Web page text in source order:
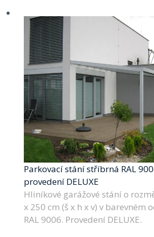
Parkovací stání stříbrná RAL
provedení DELUXE
Hliníkové garážové stání o
x 250 cm (š x h x v) v barevném
RAL 9006. Provedení DELUXE.